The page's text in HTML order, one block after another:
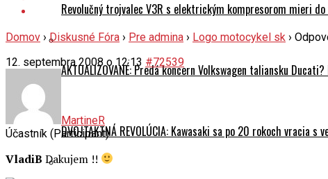
Revolučný trojvalec V3R s elektrickým kompresorom mieri
AKTUALIZOVANÉ: Predá koncern Volkswagen taliansku
DVOJTAKTNÁ REVOLÚCIA: Kawasaki sa po 20 rokoch vracia
Domov › Diskusné Fóra › Pre admina › Logo motocykel sk ›
12. septembra 2008 o 12:13 #72539
MartineR
Účastník (Participant)
VladiB Dakujem !!